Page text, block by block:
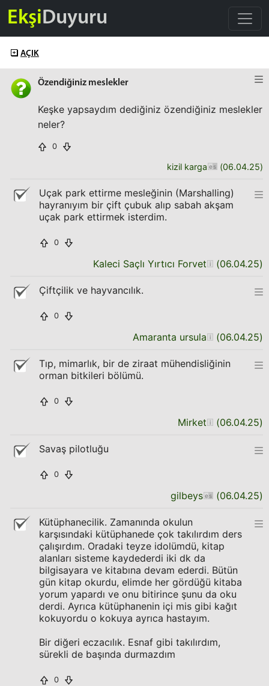
EkşiDuyuru
AÇIK
Özendiğiniz meslekler
Keşke yapsaydım dediğiniz özendiğiniz meslekler
neler?
0
kizil karga (06.04.25)
Uçak park ettirme mesleğinin (Marshalling)
hayranıyım bir çift çubuk alıp sabah akşam
uçak park ettirmek isterdim.
0
Kaleci Saçlı Yırtıcı Forvet (06.04.25)
Çiftçilik ve hayvancılık.
0
Amaranta ursula (06.04.25)
Tıp, mimarlık, bir de ziraat mühendisliğinin
orman bitkileri bölümü.
0
Mirket (06.04.25)
Savaş pilotluğu
0
gilbeys (06.04.25)
Kütüphanecilik. Zamanında okulun
karşısındaki kütüphanede çok takılırdım ders
çalışırdım. Oradaki teyze idolümdü, kitap
alanları sisteme kaydederdi iki dk da
bilgisayara ve kitabına devam ederdi. Bütün
gün kitap okurdu, elimde her gördüğü kitaba
yorum yapardı ve onu bitirince şunu da oku
derdi. Ayrıca kütüphanenin içi mis gibi kağıt
kokuyordu o kokuya ayrıca hastayım.
Bir diğeri eczacılık. Esnaf gibi takılırdım,
sürekli de başında durmazdım
0